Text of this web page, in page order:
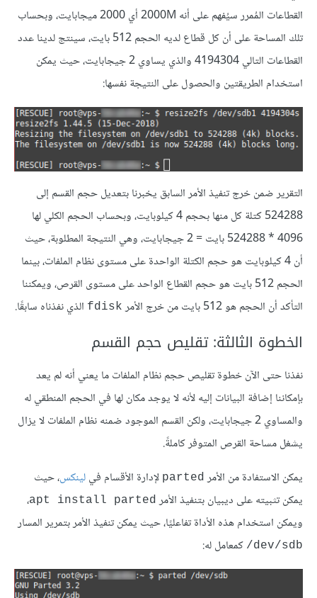
القطاعات المُمرر سيُفهم على أنه 2000M أي 2000 ميجابايت، وبحساب
تلك المساحة على أن كل قطاع لديه الحجم 512 بايت، سينتج لدينا عدد
القطاعات التالي 4194304 والذي يساوي 2 جيجابايت، حيث يمكن
استخدام الطريقتين والحصول على النتيجة نفسها:
التقرير ضمن خرج تنفيذ الأمر السابق يخبرنا بتعديل حجم القسم إلى
524288 كتلة كل منها بحجم 4 كيلوبايت، وبحساب الحجم الكلي لها
‎524288 * 4096 بايت = 2 جيجابايت، وهي النتيجة المطلوبة، حيث
أن 4 كيلوبايت هو حجم الكتلة الواحدة على مستوى نظام الملفات، بينما
الحجم 512 بايت هو حجم القطاع الواحد على مستوى القرص، ويمكننا
التأكد أن الحجم هو 512 بايت من خرج الأمر
fdisk الذي نفذناه سابقًا.
الخطوة الثالثة: تقليص حجم القسم
نفذنا حتى الآن خطوة تقليص حجم نظام الملفات ما يعني أنه لم يعد
بإمكاننا إضافة البيانات إليه لأنه لا يوجد مكان لها في الحجم المنطقي له
والمساوي 2 جيجابايت، ولكن القسم الموجود ضمنه نظام الملفات لا يزال
يشغل مساحة القرص المتوفر كاملةً.
يمكن الاستفادة من الأمر parted لإدارة الأقسام فيلينكس، حيث
يمكن تثبيته على ديبيان بتنفيذ الأمر apt install parted،
ويمكن استخدام هذه الأداة تفاعليًا، حيث يمكن تنفيذ الأمر بتمرير المسار
‎/dev/sdb كمعامل له: